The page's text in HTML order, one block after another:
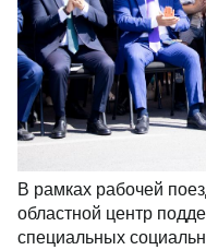
В рамках рабочей
областной центр
специальных